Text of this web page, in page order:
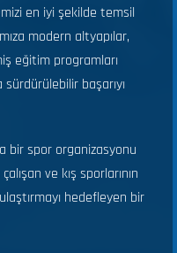
en iyi şekilde temsil
modern altyapılar,
eğitim programları
sürdürülebilir başarıyı
bir spor organizasyonu
ve kış sporlarının
hedefleyen bir